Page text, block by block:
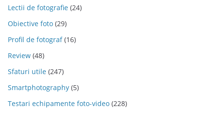
Lectii de fotografie (24)
Obiective foto (29)
Profil de fotograf(16)
Review (48)
Sfaturi utile (247)
Smartphotography (5)
Testari echipamente foto-video (228)